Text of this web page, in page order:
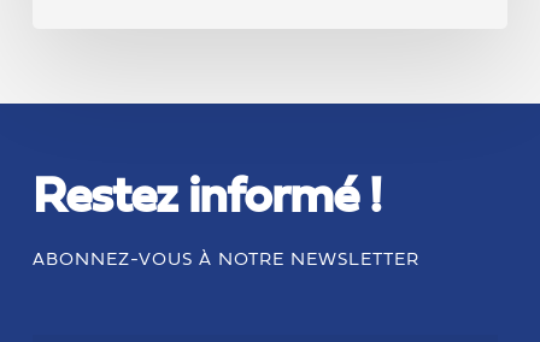
Restez informé !
ABONNEZ-VOUS À NOTRE NEWSLETTER